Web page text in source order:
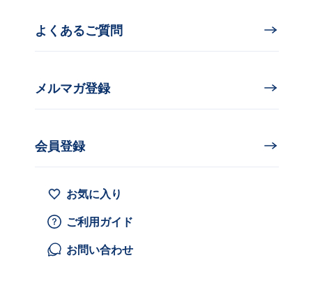
よくあるご質問
メルマガ登録
会員登録
お気に入り
ご利用ガイド
お問い合わせ